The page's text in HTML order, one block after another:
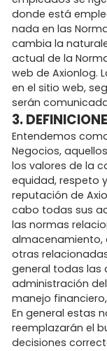
donde está
nada en las
cambia la
actual de la
web de Axionlog.
en el sitio web,
serán
3.
Entendemos
Negocios,
los valores de la
equidad, respeto
reputación de
cabo todas sus
las normas
almacenamiento,
otras
general todas las
administración
manejo
En general estas
reemplazarán el
decisiones